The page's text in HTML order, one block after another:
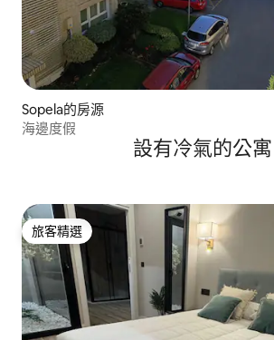
Sopela的房源
海邊度假
設有冷氣的公寓
旅客精選
旅客精選